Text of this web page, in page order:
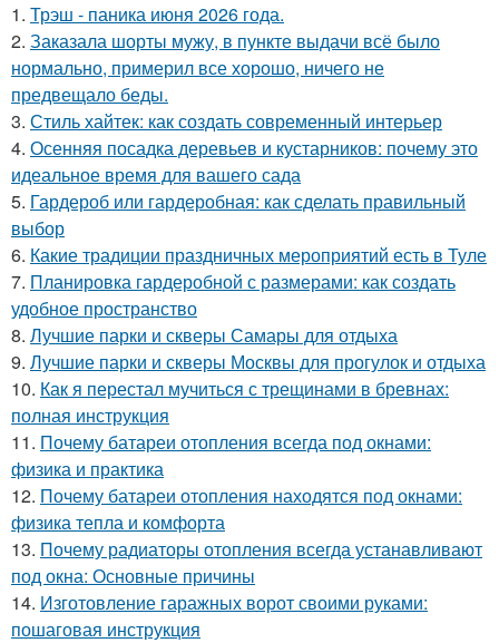
1. Трэш - паника июня 2026 года.
2. Заказала шорты мужу, в пункте выдачи всё было
нормально, примерил все хорошо, ничего не
предвещало беды.
3. Стиль хайтек: как создать современный интерьер
4. Осенняя посадка деревьев и кустарников: почему это
идеальное время для вашего сада
5. Гардероб или гардеробная: как сделать правильный
выбор
6. Какие традиции праздничных мероприятий есть в Туле
7. Планировка гардеробной с размерами: как создать
удобное пространство
8. Лучшие парки и скверы Самары для отдыха
9. Лучшие парки и скверы Москвы для прогулок и отдыха
10. Как я перестал мучиться с трещинами в бревнах:
полная инструкция
11. Почему батареи отопления всегда под окнами:
физика и практика
12. Почему батареи отопления находятся под окнами:
физика тепла и комфорта
13. Почему радиаторы отопления всегда устанавливают
под окна: Основные причины
14. Изготовление гаражных ворот своими руками:
пошаговая инструкция